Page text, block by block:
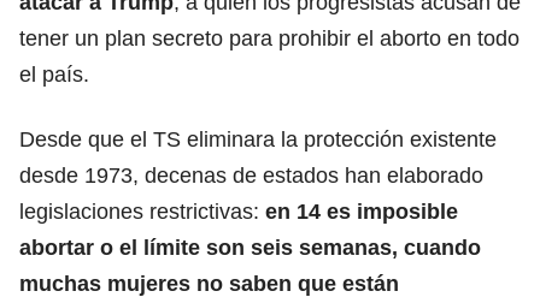
tener un plan secreto para prohibir el aborto en todo
el país.
Desde que el TS eliminara la protección existente
desde 1973, decenas de estados han elaborado
legislaciones restrictivas: en 14 es imposible
abortar o el límite son seis semanas, cuando
muchas mujeres no saben que están